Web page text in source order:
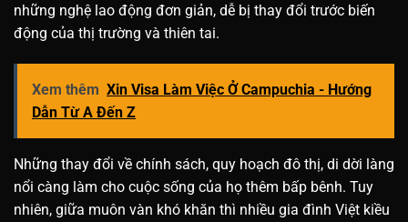
những nghệ lao động đơn giản, dễ bị thay đổi trước biến
động của thị trường và thiên tai.
Xem thêm Xin Visa Làm Việc Ở Campuchia - Hướng
Dẫn Từ A Đến Z
Những thay đổi về chính sách, quy hoạch đô thị, di dời làng
nổi càng làm cho cuộc sống của họ thêm bấp bênh. Tuy
nhiên, giữa muôn vàn khó khăn thì nhiều gia đình Việt kiều